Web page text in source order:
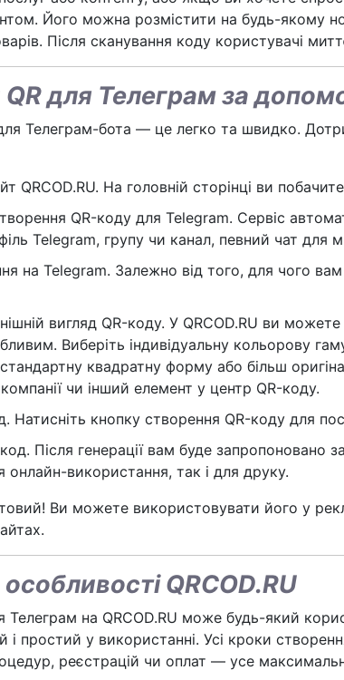
Його можна розмістити на будь-якому
Після сканування коду користувачі
для Телеграм за
Телеграм-бота — це легко та швидко.
QRCOD.RU. На головній сторінці ви
QR-коду для Telegram. Сервіс
Telegram, групу чи канал, певний чат для
на Telegram. Залежно від того, для чого
вигляд QR-коду. У QRCOD.RU ви
Виберіть індивідуальну кольорову
квадратну форму або більш
чи інший елемент у центр QR-коду.
Натисніть кнопку створення QR-коду для
Після генерації вам буде запропоновано
онлайн-використання, так і для друку.
Ви можете використовувати його у
QRCOD.RU
на QRCOD.RU може будь-який
і простий у використанні. Усі кроки
реєстрацій чи оплат — усе